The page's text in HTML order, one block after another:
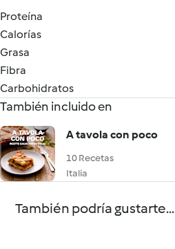
Proteína
Calorías
Grasa
Fibra
Carbohidratos
También incluido en
A tavola con poco
10 Recetas
Italia
También podría gustarte...